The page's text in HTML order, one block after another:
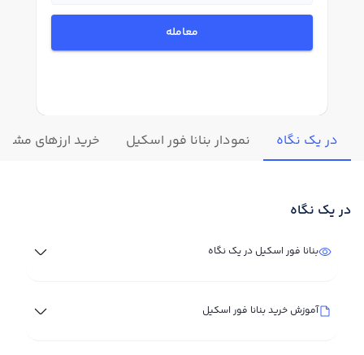
معامله
در یک نگاه نمودار بنانا فور اسکیل خرید ارزهای مشابه
در یک نگاه
بنانا فور اسکیل در یک نگاه
آموزش خرید بنانا فور اسکیل